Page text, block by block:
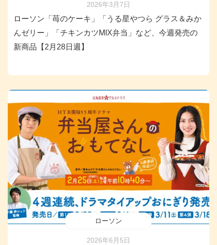
2026年3月7日
ローソン「苺のケーキ」「うる星やつら グラス＆みか
んゼリー」「チキンカツMIX弁当」など、今週発売の
新商品【2月28日週】
ローソン
2026年6月5日